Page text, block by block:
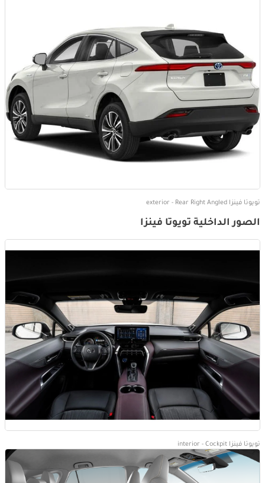
تويوتا فينزا exterior - Rear Right Angled
الصور الداخلية تويوتا فينزا
تويوتا فينزا interior - Cockpit